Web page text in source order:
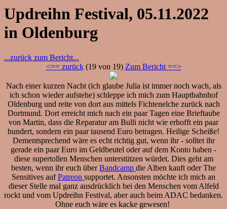
Updreihn Festival, 05.11.2022
in Oldenburg
...zurück zum Bericht...
<== zurück(19 von 19) Zum Bericht ==>
Nach einer kurzen Nacht (ich glaube Julia ist immer noch wach, als
ich schon wieder aufstehe) schleppe ich mich zum Hauptbahnhof
Oldenburg und reite von dort aus mittels Fichtenelche zurück nach
Dortmund. Dort erreicht mich nach ein paar Tagen eine Brieftaube
von Martin, dass die Reparatur am Bulli nicht wie erhofft ein paar
hundert, sondern ein paar tausend Euro betragen. Heilige Scheiße!
Dementsprechend wäre es echt richtig gut, wenn ihr - solltet ihr
gerade ein paar Euro im Geldbeutel oder auf dem Konto haben -
diese supertollen Menschen unterstützen würdet. Dies geht am
besten, wenn ihr euch überBandcamp die Alben kauft oder The
Sensitives aufPatreon supportet. Ansonsten möchte ich mich an
dieser Stelle mal ganz ausdrücklich bei den Menschen vom Alfeld
rockt und vom Updreihn Festival, aber auch beim ADAC bedanken.
Ohne euch wäre es kacke gewesen!